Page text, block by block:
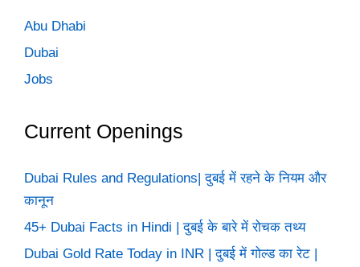
Abu Dhabi
Dubai
Jobs
Current Openings
Dubai Rules and Regulations| दुबई में रहने के नियम और
कानून
45+ Dubai Facts in Hindi | दुबई के बारे में रोचक तथ्य
Dubai Gold Rate Today in INR | दुबई में गोल्ड का रेट |